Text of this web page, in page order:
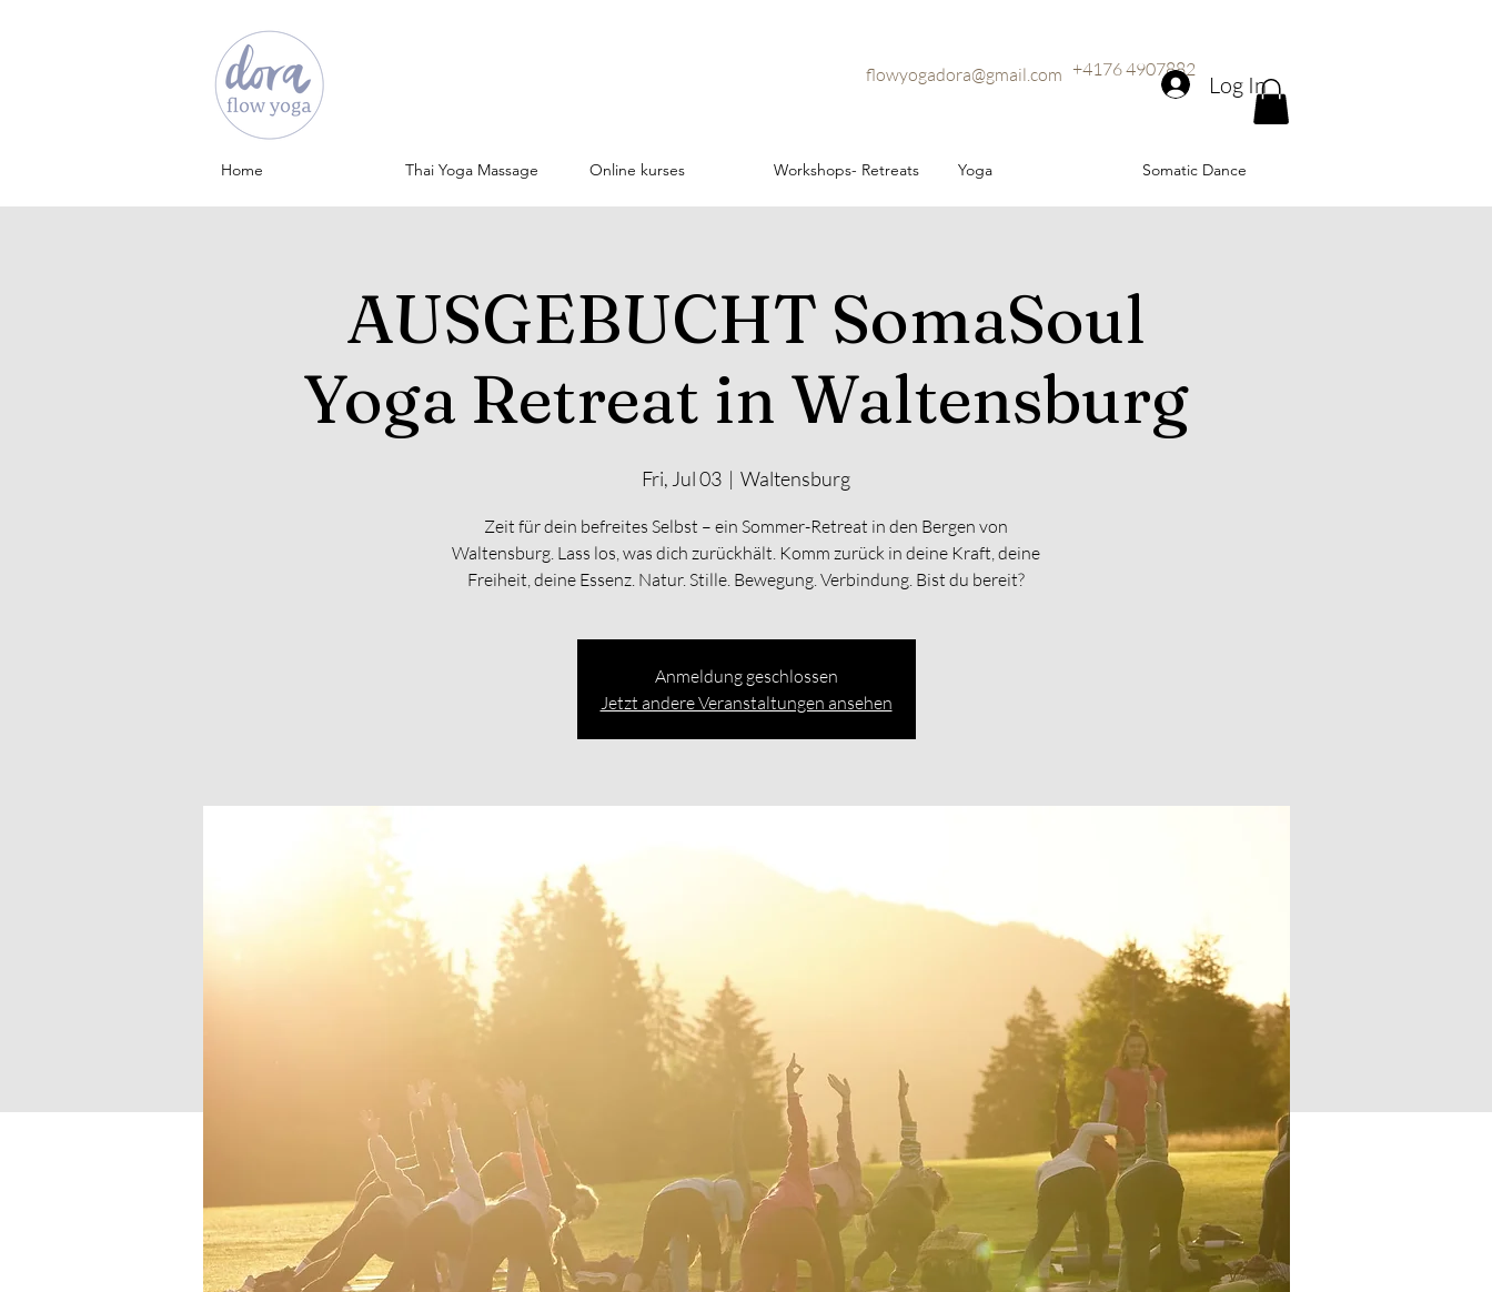
flowyogadora@gmail.com +4176 4907882
Log In
Home Thai Yoga Massage Online kurses Workshops- Retreats Yoga Somatic Dance
AUSGEBUCHT SomaSoul
Yoga Retreat in Waltensburg
Fri, Jul 03
  |
Waltensburg
Zeit für dein befreites Selbst – ein Sommer-Retreat in den Bergen von
Waltensburg. Lass los, was dich zurückhält. Komm zurück in deine Kraft, deine
Freiheit, deine Essenz. Natur. Stille. Bewegung. Verbindung. Bist du bereit?
Anmeldung geschlossen
Jetzt andere Veranstaltungen ansehen